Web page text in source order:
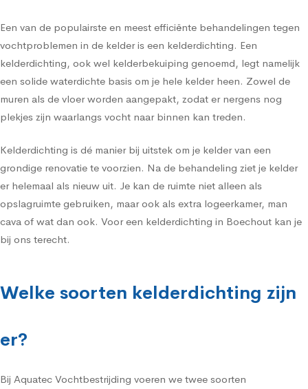
Een van de populairste en meest efficiënte behandelingen tegen
vochtproblemen in de kelder is een kelderdichting. Een
kelderdichting, ook wel kelderbekuiping genoemd, legt namelijk
een solide waterdichte basis om je hele kelder heen. Zowel de
muren als de vloer worden aangepakt, zodat er nergens nog
plekjes zijn waarlangs vocht naar binnen kan treden.
Kelderdichting is dé manier bij uitstek om je kelder van een
grondige renovatie te voorzien. Na de behandeling ziet je kelder
er helemaal als nieuw uit. Je kan de ruimte niet alleen als
opslagruimte gebruiken, maar ook als extra logeerkamer, man
cava of wat dan ook. Voor een kelderdichting in Boechout kan je
bij ons terecht.
Welke soorten kelderdichting zijn
er?
Bij Aquatec Vochtbestrijding voeren we twee soorten